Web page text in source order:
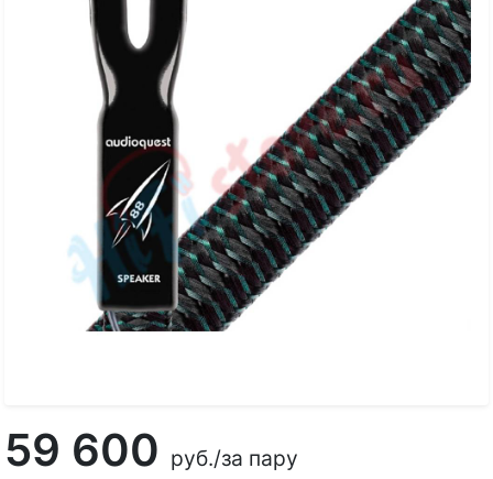
59 600 руб./за пару